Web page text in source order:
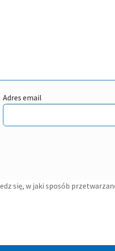
Adres email
się, w jaki sposób